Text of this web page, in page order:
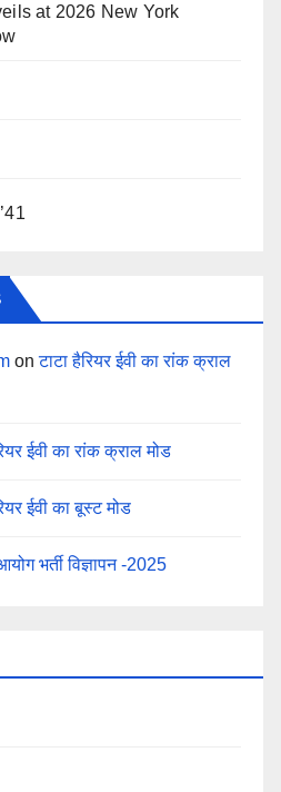
at 2026 New York
onटाटा हैरियर ईवी का रांक क्राल
ईवी का रांक क्राल मोड
ईवी का बूस्ट मोड
भर्ती विज्ञापन -2025